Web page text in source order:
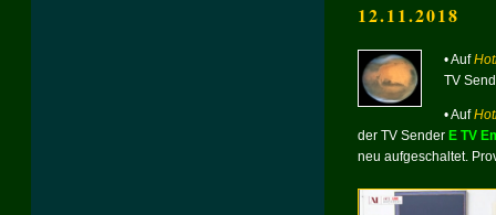
12.11.2018
• Auf
TV
• Auf
der TV Sender E TV
neu aufgeschaltet.